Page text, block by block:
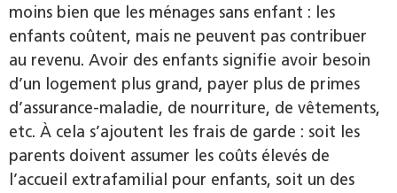
moins bien que les ménages sans enfant : les
enfants coûtent, mais ne peuvent pas contribuer
au revenu. Avoir des enfants signifie avoir besoin
d’un logement plus grand, payer plus de primes
d’assurance-maladie, de nourriture, de vêtements,
etc. À cela s’ajoutent les frais de garde : soit les
parents doivent assumer les coûts élevés de
l’accueil extrafamilial pour enfants, soit un des